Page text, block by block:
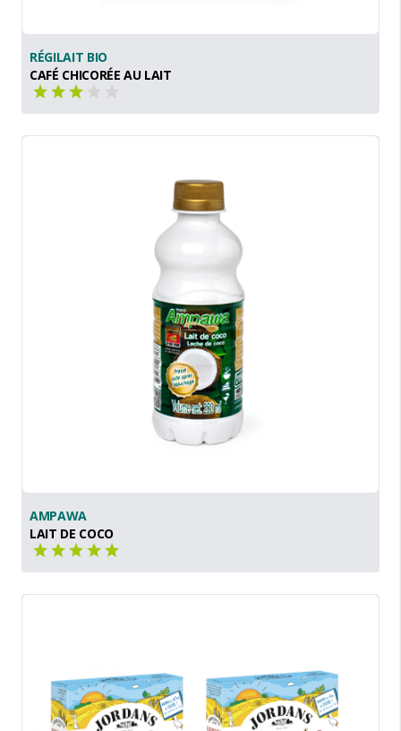
RÉGILAIT BIO
CAFÉ CHICORÉE AU LAIT
AMPAWA
LAIT DE COCO